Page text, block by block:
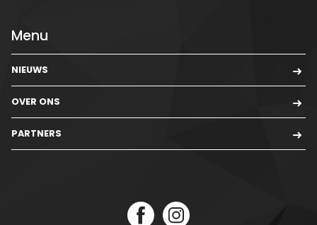
Menu
NIEUWS
OVER ONS
PARTNERS